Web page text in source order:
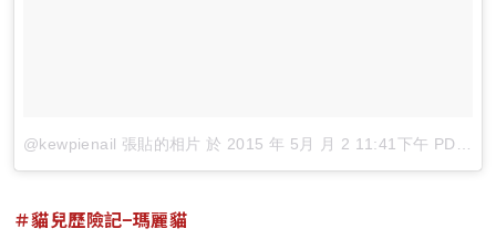
@kewpienail 張貼的相片 於 2015 年 5月 月 2 11:41下午 PDT
＃貓兒歷險記−瑪麗貓